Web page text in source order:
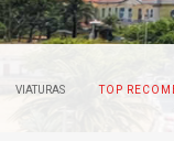
VIATURAS TOP